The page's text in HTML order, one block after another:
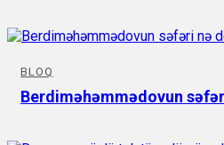
BLOQ
Berdiməhəmmədovun